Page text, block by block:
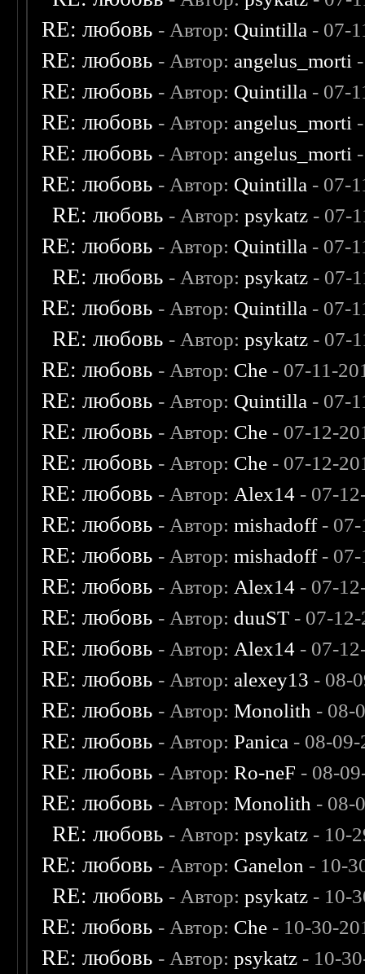
RE: любовь - Автор: Quintilla - 07-
RE: любовь - Автор: angelus_morti
RE: любовь - Автор: Quintilla - 07-
RE: любовь - Автор: angelus_morti
RE: любовь - Автор: angelus_morti
RE: любовь - Автор: Quintilla - 07-
RE: любовь - Автор:psykatz - 07-
RE: любовь - Автор: Quintilla - 07-
RE: любовь - Автор:psykatz - 07-
RE: любовь - Автор: Quintilla - 07-
RE: любовь - Автор:psykatz - 07-
RE: любовь - Автор: Che - 07-11-
RE: любовь - Автор: Quintilla - 07-
RE: любовь - Автор: Che - 07-12-
RE: любовь - Автор: Che - 07-12-
RE: любовь - Автор: Alex14 - 07-
RE: любовь - Автор:mishadoff- 07-
RE: любовь - Автор:mishadoff- 07-
RE: любовь - Автор: Alex14 - 07-
RE: любовь - Автор: duuST - 07-
RE: любовь - Автор: Alex14 - 07-
RE: любовь - Автор: alexey13 - 08-
RE: любовь - Автор:Monolith - 08-
RE: любовь - Автор:Panica - 08-
RE: любовь - Автор:Ro-neF - 08-
RE: любовь - Автор:Monolith - 08-
RE: любовь - Автор:psykatz - 10-
RE: любовь - Автор: Ganelon - 10-
RE: любовь - Автор:psykatz - 10-
RE: любовь - Автор: Che - 10-30-
RE: любовь - Автор:psykatz - 10-